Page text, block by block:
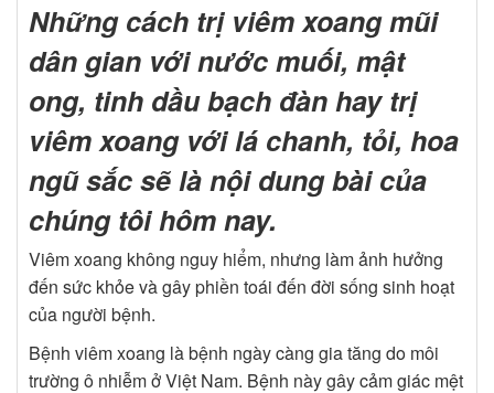
Những cách trị viêm xoang mũi
dân gian với nước muối, mật
ong, tinh dầu bạch đàn hay trị
viêm xoang với lá chanh, tỏi, hoa
ngũ sắc sẽ là nội dung bài của
chúng tôi hôm nay.
Viêm xoang không nguy hiểm, nhưng làm ảnh hưởng
đến sức khỏe và gây phiền toái đến đời sống sinh hoạt
của người bệnh.
Bệnh viêm xoang là bệnh ngày càng gia tăng do môi
trường ô nhiễm ở Việt Nam. Bệnh này gây cảm giác mệt